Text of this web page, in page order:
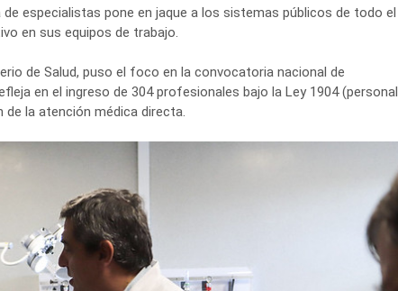
especialistas pone en jaque a los sistemas públicos de todo el
en sus equipos de trabajo.
de Salud, puso el foco en la convocatoria nacional de
en el ingreso de 304 profesionales bajo la Ley 1904 (personal
la atención médica directa.